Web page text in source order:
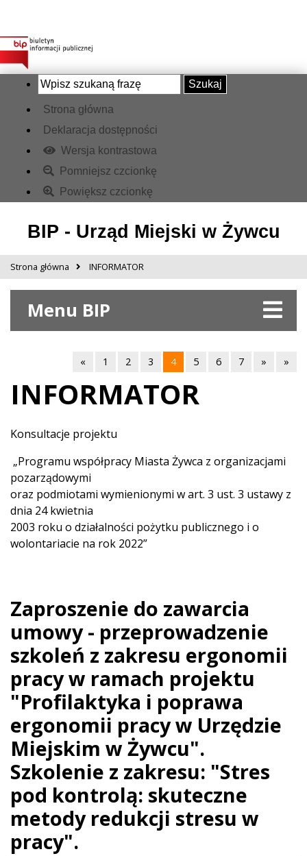
Szukaj
Strona główna
Deklaracja dostępności
Wersja kontrastowa
Pomniejsz czcionkę
Powiększ czcionkę
BIP - Urząd Miejski w Żywcu
Strona główna INFORMATOR
Menu BIP
« 1 2 3 4 5 6 7 » »
INFORMATOR
Konsultacje projektu
„Programu współpracy Miasta Żywca z organizacjami
pozarządowymi
oraz podmiotami wymienionymi w art. 3 ust. 3 ustawy z
dnia 24 kwietnia
2003 roku o działalności pożytku publicznego i o
wolontariacie na rok 2022”
Zaproszenie do zawarcia
umowy - przeprowadzenie
szkoleń z zakresu ergonomii
pracy w ramach projektu
"Profilaktyka i poprawa
ergonomii pracy w Urzędzie
Miejskim w Żywcu".
Szkolenie z zakresu: "Stres
pod kontrolą: skuteczne
metody redukcji stresu w
pracy".